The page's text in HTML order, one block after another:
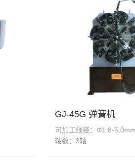
GJ-45G 弹簧机
可加工线径：Φ1.8-5.0mm
轴数：3轴